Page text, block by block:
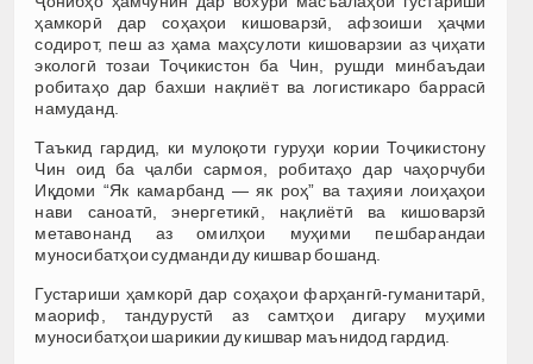
ҳамкорӣ дар соҳаҳои кишоварзӣ, афзоиши ҳаҷми
содирот, пеш аз ҳама маҳсулоти кишоварзии аз ҷиҳати
экологӣ тозаи Тоҷикистон ба Чин, рушди минбаъдаи
робитаҳо дар бахши нақлиёт ва логистикаро баррасӣ
намуданд.
Таъкид гардид, ки мулоқоти гуруҳи кории Тоҷикистону
Чин оид ба ҷалби сармоя, робитаҳо дар чаҳорчуби
Иқдоми “Як камарбанд — як роҳ” ва таҳияи лоиҳаҳои
нави саноатӣ, энергетикӣ, нақлиётӣ ва кишоварзӣ
метавонанд аз омилҳои муҳими пешбарандаи
муносибатҳои судманди ду кишвар бошанд.
Густариши ҳамкорӣ дар соҳаҳои фарҳангӣ-гуманитарӣ,
маориф, тандурустӣ аз самтҳои дигару муҳими
муносибатҳои шарикии ду кишвар маънидод гардид.